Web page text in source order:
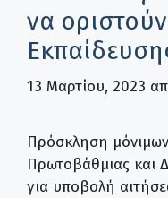
να
13 Μαρτίου, 2023
Πρόσκληση
Πρωτοβάθμιας και
για υποβολή